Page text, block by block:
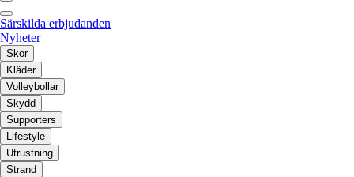
Särskilda erbjudanden
Nyheter
Skor
Kläder
Volleybollar
Skydd
Supporters
Lifestyle
Utrustning
Strand